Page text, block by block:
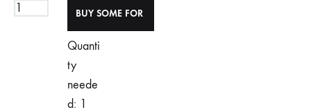
Quanti
ty
neede
d: 1